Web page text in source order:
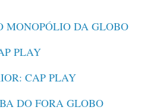
MONOPÓLIO DA GLOBO
PLAY
CAP PLAY
DO FORA GLOBO